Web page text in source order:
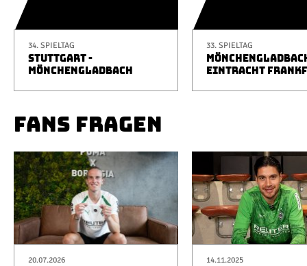
34. SPIELTAG
STUTTGART -
MÖNCHENGLADBACH
33. SPIELTAG
EINTRACHT
FANS FRAGEN
20.07.2026 14.11.2025